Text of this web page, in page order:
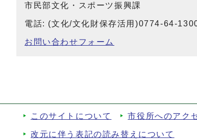
市民部文化・スポーツ振興課
電話: (文化/文化財保存活用)0774-64-
お問い合わせフォーム
このサイトについて 市役所へのアク
改元に伴う表記の読み替えについて